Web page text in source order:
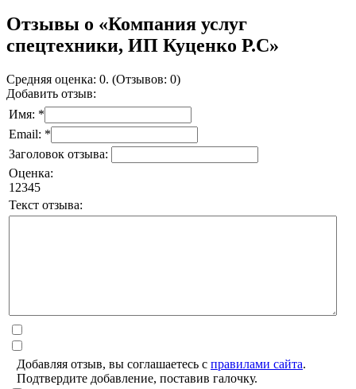
Отзывы о «Компания услуг
спецтехники, ИП Куценко Р.С»
Средняя оценка: 0. (Отзывов: 0)
Добавить отзыв:
Имя: *
Email: *
Заголовок отзыва:
Оценка:
1 2345
Текст отзыва:
Добавляя отзыв, вы соглашаетесь с правилами сайта.
Подтвердите добавление, поставив галочку.